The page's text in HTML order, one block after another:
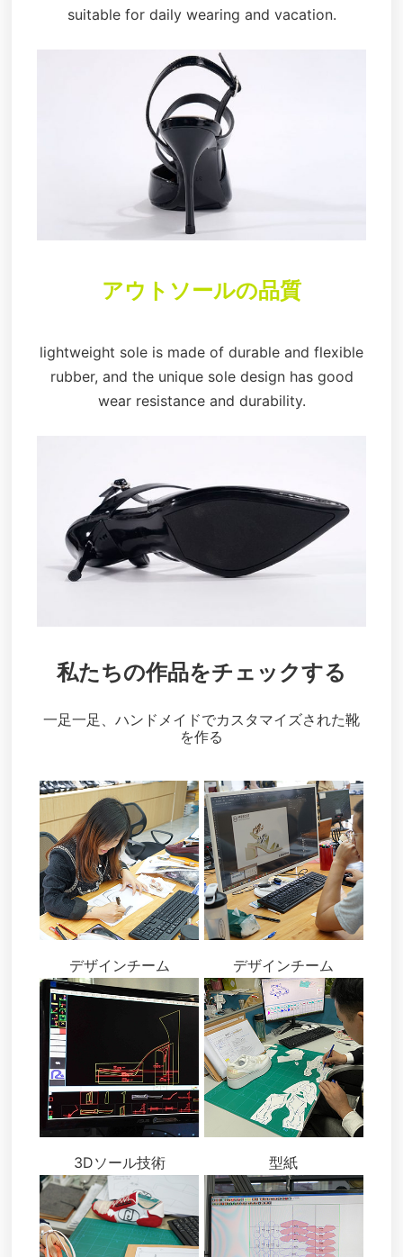
suitable for daily wearing and vacation.
アウトソールの品質
lightweight sole is made of durable and flexible
rubber, and the unique sole design has good
wear resistance and durability.
私たちの作品をチェックする
一足一足、ハンドメイドでカスタマイズされた靴
を作る
デザインチーム デザインチーム
3Dソール技術 型紙